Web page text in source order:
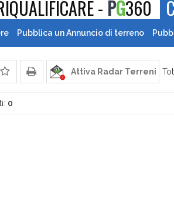
- PG360
Pubblica un Annuncio di terreno
Attiva Radar Terreni
0